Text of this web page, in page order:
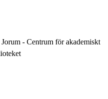
- Centrum för akademiskt